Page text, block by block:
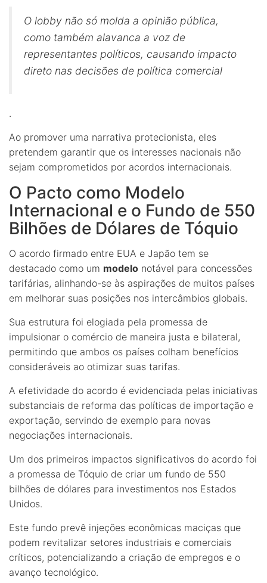
O lobby não só molda a opinião pública,
como também alavanca a voz de
representantes políticos, causando impacto
direto nas decisões de política comercial
.
Ao promover uma narrativa protecionista, eles
pretendem garantir que os interesses nacionais não
sejam comprometidos por acordos internacionais.
O Pacto como Modelo
Internacional e o Fundo de 550
Bilhões de Dólares de Tóquio
O acordo firmado entre EUA e Japão tem se
destacado como um modelo notável para concessões
tarifárias, alinhando-se às aspirações de muitos países
em melhorar suas posições nos intercâmbios globais.
Sua estrutura foi elogiada pela promessa de
impulsionar o comércio de maneira justa e bilateral,
permitindo que ambos os países colham benefícios
consideráveis ao otimizar suas tarifas.
A efetividade do acordo é evidenciada pelas iniciativas
substanciais de reforma das políticas de importação e
exportação, servindo de exemplo para novas
negociações internacionais.
Um dos primeiros impactos significativos do acordo foi
a promessa de Tóquio de criar um fundo de 550
bilhões de dólares para investimentos nos Estados
Unidos.
Este fundo prevê injeções econômicas maciças que
podem revitalizar setores industriais e comerciais
críticos, potencializando a criação de empregos e o
avanço tecnológico.